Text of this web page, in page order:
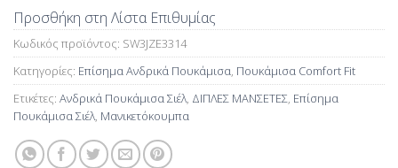
Προσθήκη στη Λίστα Επιθυμίας
Κωδικός προϊόντος: SW3JZE3314
Κατηγορίες: Επίσημα Ανδρικά Πουκάμισα Πουκάμισα Comfort Fit
Ετικέτες: Ανδρικά Πουκάμισα Σιέλ ΔΙΠΛΕΣ ΜΑΝΣΕΤΕΣ Επίσημα
Πουκάμισα Σιέλ Μανικετόκουμπα